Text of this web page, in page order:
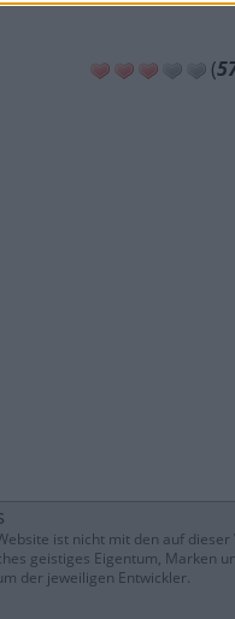
(
ist nicht mit den auf
geistiges Eigentum, Marken
der jeweiligen Entwickler.